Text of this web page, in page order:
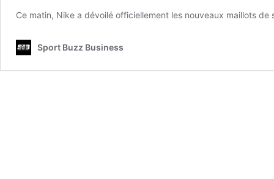
Ce matin, Nike a dévoilé officiellement les nouveaux maillots
Sport Buzz Business